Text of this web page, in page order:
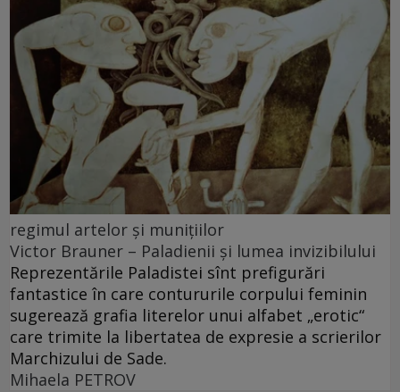
regimul artelor şi muniţiilor
Victor Brauner – Paladienii și lumea invizibilului
Reprezentările Paladistei sînt prefigurări
fantastice în care contururile corpului feminin
sugerează grafia literelor unui alfabet „erotic“
care trimite la libertatea de expresie a scrierilor
Marchizului de Sade.
Mihaela PETROV